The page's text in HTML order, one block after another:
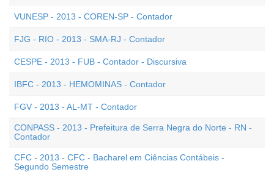
VUNESP - 2013 - COREN-SP - Contador
FJG - RIO - 2013 - SMA-RJ - Contador
CESPE - 2013 - FUB - Contador - Discursiva
IBFC - 2013 - HEMOMINAS - Contador
FGV - 2013 - AL-MT - Contador
CONPASS - 2013 - Prefeitura de Serra Negra do Norte - RN -
Contador
CFC - 2013 - CFC - Bacharel em Ciências Contábeis -
Segundo Semestre